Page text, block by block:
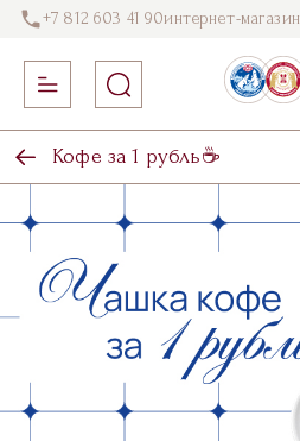
+7 812 603 41 90интернет-магазин
Кофе за 1 рубль☕️